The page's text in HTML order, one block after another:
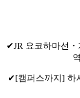
✔JR 요코하마선・
✔[캠퍼스까지] 하